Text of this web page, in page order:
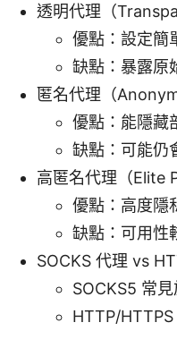
透明代理（
優點：設定簡
缺點：暴露原
匿名代理（
優點：能隱藏
缺點：可能仍
高匿名代理（Elite
優點：高度隱
缺點：可用性
SOCKS 代理 vs
SOCKS5 常
HTTP/HTTPS